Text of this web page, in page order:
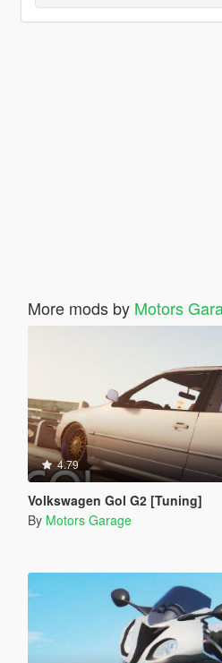
More mods by Motors
4.79
Volkswagen Gol G2 [Tuning]
By Motors Garage